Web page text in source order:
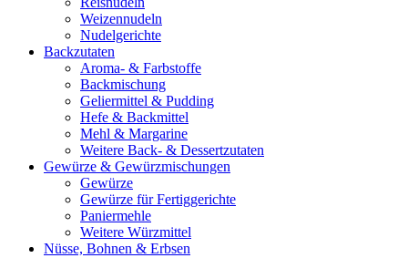
Weizennudeln
Nudelgerichte
Backzutaten
Aroma- & Farbstoffe
Backmischung
Geliermittel & Pudding
Hefe & Backmittel
Mehl & Margarine
Weitere Back- & Dessertzutaten
Gewürze & Gewürzmischungen
Gewürze
Gewürze für Fertiggerichte
Paniermehle
Weitere Würzmittel
Nüsse, Bohnen & Erbsen